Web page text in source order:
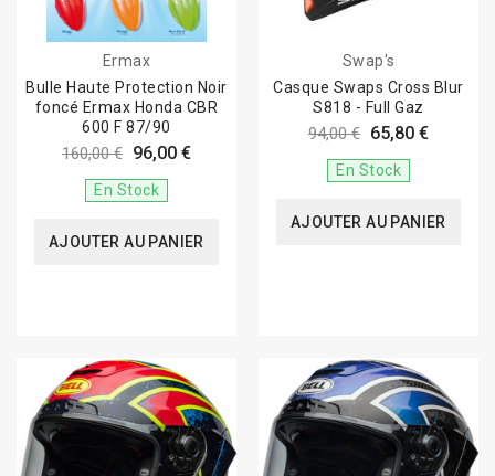
Ermax
Bulle Haute Protection Noir
foncé Ermax Honda CBR
600 F 87/90
160,00 € 96,00 €
En Stock
AJOUTER AU PANIER
Swap's
Casque Swaps Cross Blur
S818 - Full Gaz
94,00 € 65,80 €
En Stock
AJOUTER AU PANIER